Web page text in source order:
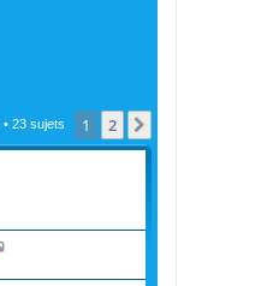
• 23 sujets 1 2